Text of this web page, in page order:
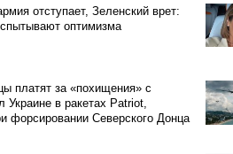
отступает, Зеленский врет:
оптимизма
платят за «похищения» с
Украине в ракетах Patriot,
форсировании Северского Донца